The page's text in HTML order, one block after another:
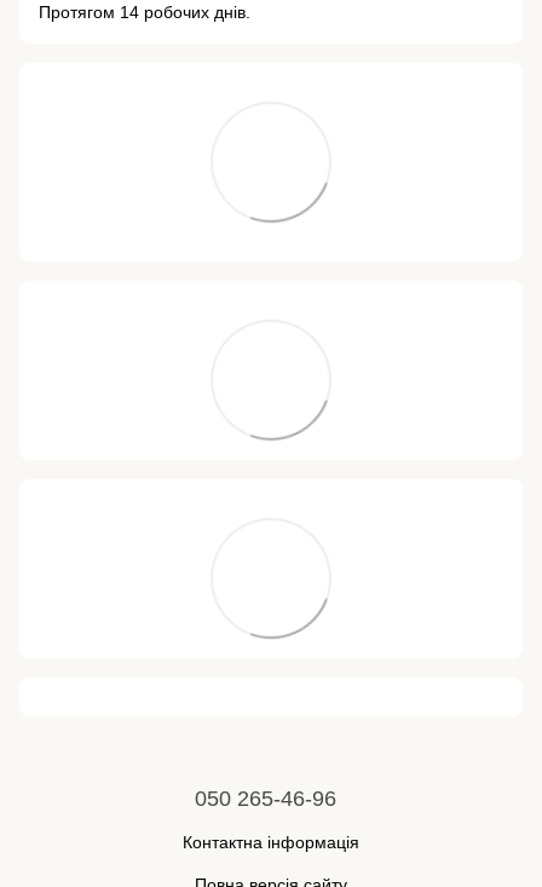
Протягом 14 робочих днів.
050 265-46-96
Контактна інформація